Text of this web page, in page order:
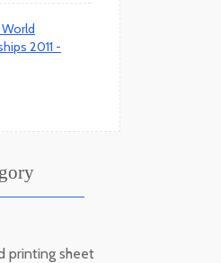
2011 -
printing sheet